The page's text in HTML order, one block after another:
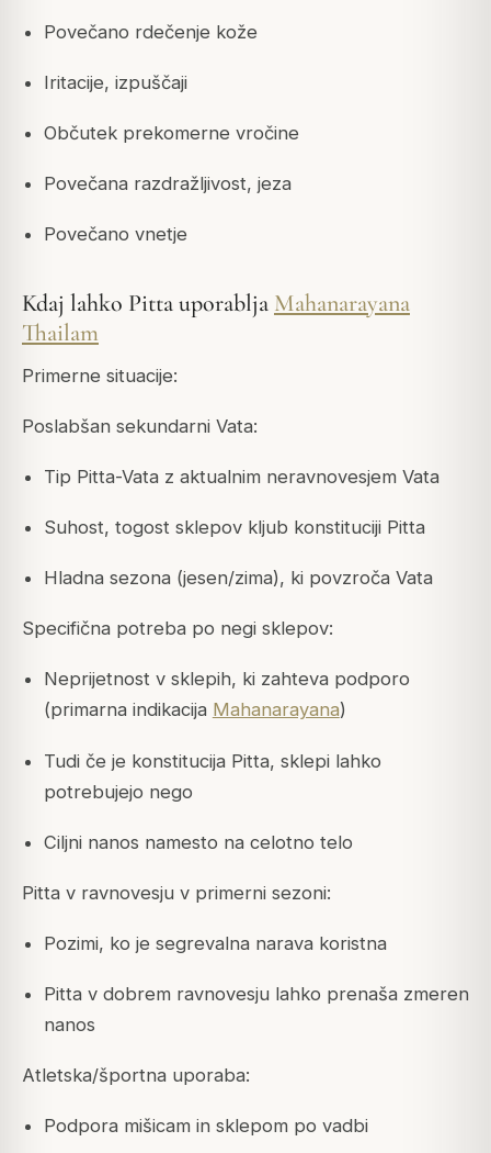
Povečano rdečenje kože
Iritacije, izpuščaji
Občutek prekomerne vročine
Povečana razdražljivost, jeza
Povečano vnetje
Kdaj lahko Pitta uporablja Mahanarayana
Thailam
Primerne situacije:
Poslabšan sekundarni Vata:
Tip Pitta-Vata z aktualnim neravnovesjem Vata
Suhost, togost sklepov kljub konstituciji Pitta
Hladna sezona (jesen/zima), ki povzroča Vata
Specifična potreba po negi sklepov:
Neprijetnost v sklepih, ki zahteva podporo
(primarna indikacija Mahanarayana)
Tudi če je konstitucija Pitta, sklepi lahko
potrebujejo nego
Ciljni nanos namesto na celotno telo
Pitta v ravnovesju v primerni sezoni:
Pozimi, ko je segrevalna narava koristna
Pitta v dobrem ravnovesju lahko prenaša zmeren
nanos
Atletska/športna uporaba:
Podpora mišicam in sklepom po vadbi